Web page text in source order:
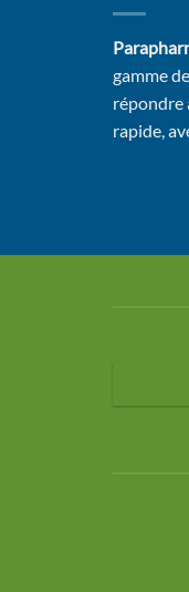
gamme
répondre
rapide,